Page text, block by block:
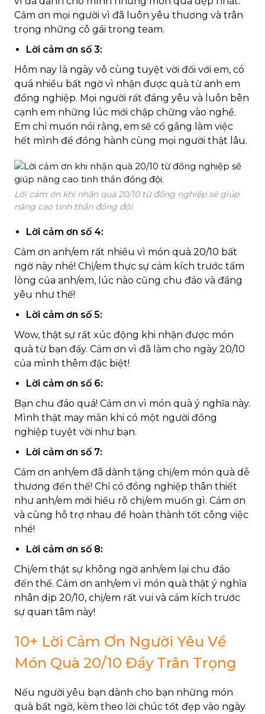
Cảm ơn mọi người vì đã luôn yêu thương và trân
trọng những cô gái trong team.
Lời cảm ơn số 3:
Hôm nay là ngày vô cùng tuyệt vời đối với em, có
quá nhiều bất ngờ vì nhận được quà từ anh em
đồng nghiệp. Mọi người rất đáng yêu và luôn bên
cạnh em những lúc mới chập chững vào nghề.
Em chỉ muốn nói rằng, em sẽ cố gắng làm việc
hết mình để đồng hành cùng mọi người thật lâu.
Lời cảm ơn khi nhận quà 20/10 từ đồng nghiệp sẽ giúp
nâng cao tinh thần đồng đội.
Lời cảm ơn số 4:
Cảm ơn anh/em rất nhiều vì món quà 20/10 bất
ngờ này nhé! Chị/em thực sự cảm kích trước tấm
lòng của anh/em, lúc nào cũng chu đáo và đáng
yêu như thế!
Lời cảm ơn số 5:
Wow, thật sự rất xúc động khi nhận được món
quà từ bạn đấy. Cảm ơn vì đã làm cho ngày 20/10
của mình thêm đặc biệt!
Lời cảm ơn số 6:
Bạn chu đáo quá! Cảm ơn vì món quà ý nghĩa này.
Mình thật may mắn khi có một người đồng
nghiệp tuyệt vời như bạn.
Lời cảm ơn số 7:
Cảm ơn anh/em đã dành tặng chị/em món quà dễ
thương đến thế! Chỉ có đồng nghiệp thân thiết
như anh/em mới hiểu rõ chị/em muốn gì. Cảm ơn
và cùng hỗ trợ nhau để hoàn thành tốt công việc
nhé!
Lời cảm ơn số 8:
Chị/em thật sự không ngờ anh/em lại chu đáo
đến thế. Cảm ơn anh/em vì món quà thật ý nghĩa
nhân dịp 20/10, chị/em rất vui và cảm kích trước
sự quan tâm này!
10+ Lời Cảm Ơn Người Yêu Về
Món Quà 20/10 Đầy Trân Trọng
Nếu người yêu bạn dành cho bạn những món
quà bất ngờ, kèm theo lời chúc tốt đẹp vào ngày